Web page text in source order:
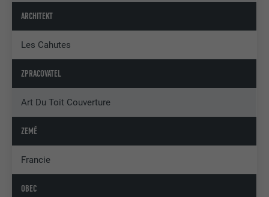
ARCHITEKT
Les Cahutes
ZPRACOVATEL
Art Du Toit Couverture
ZEMĚ
Francie
OBEC